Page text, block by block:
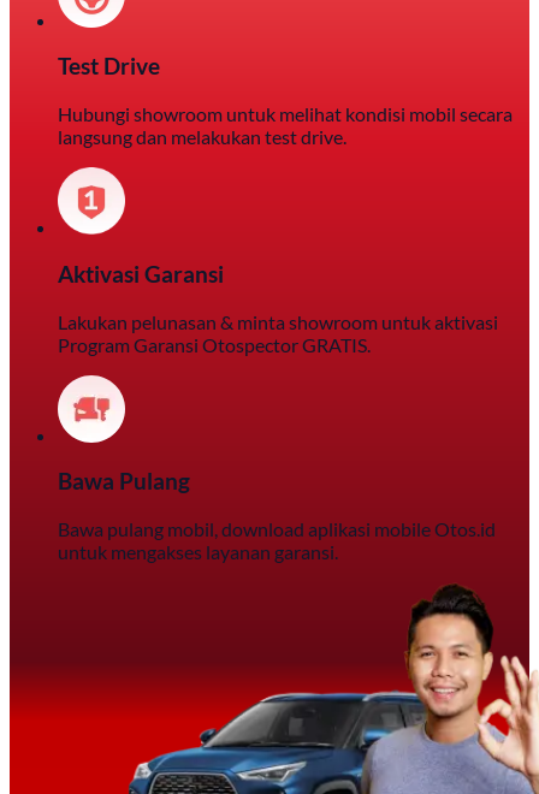
Test Drive
Hubungi showroom untuk melihat kondisi mobil secara
langsung dan melakukan test drive.
Aktivasi Garansi
Lakukan pelunasan & minta showroom untuk aktivasi
Program Garansi Otospector GRATIS.
Bawa Pulang
Bawa pulang mobil, download aplikasi mobile Otos.id
untuk mengakses layanan garansi.